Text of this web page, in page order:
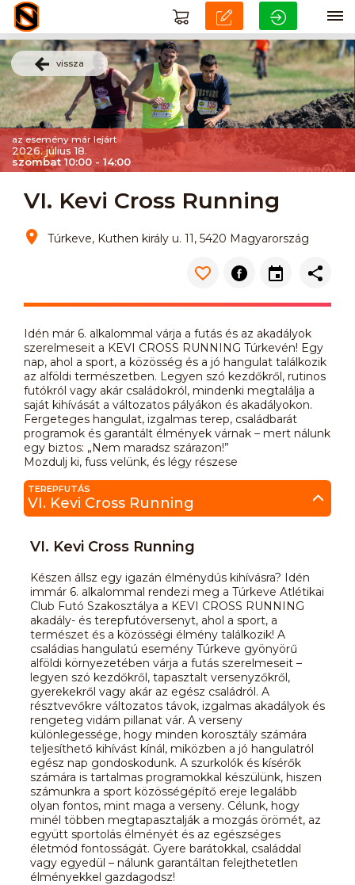
vissza
az esemény már lejárt
2026. július 18.
szombat 10:00 - 14:00
VI. Kevi Cross Running
Túrkeve, Kuthen király u. 11, 5420 Magyarország
Idén már 6. alkalommal várja a futás és az akadályok
szerelmeseit a KEVI CROSS RUNNING Túrkevén! Egy
nap, ahol a sport, a közösség és a jó hangulat találkozik
az alföldi természetben. Legyen szó kezdőkről, rutinos
futókról vagy akár családokról, mindenki megtalálja a
saját kihívását a változatos pályákon és akadályokon.
Fergeteges hangulat, izgalmas terep, családbarát
programok és garantált élmények várnak – mert nálunk
egy biztos: „Nem maradsz szárazon!”
Mozdulj ki, fuss velünk, és légy részese
TEREPFUTÁS
VI. Kevi Cross Running
VI. Kevi Cross Running
Készen állsz egy igazán élménydús kihívásra? Idén
immár 6. alkalommal rendezi meg a Túrkeve Atlétikai
Club Futó Szakosztálya a KEVI CROSS RUNNING
akadály- és terepfutóversenyt, ahol a sport, a
természet és a közösségi élmény találkozik! A
családias hangulatú esemény Túrkeve gyönyörű
alföldi környezetében várja a futás szerelmeseit –
legyen szó kezdőkről, tapasztalt versenyzőkről,
gyerekekről vagy akár az egész családról. A
résztvevőkre változatos távok, izgalmas akadályok és
rengeteg vidám pillanat vár. A verseny
különlegessége, hogy minden korosztály számára
teljesíthető kihívást kínál, miközben a jó hangulatról
egész nap gondoskodunk. A szurkolók és kísérők
számára is tartalmas programokkal készülünk, hiszen
számunkra a sport közösségépítő ereje legalább
olyan fontos, mint maga a verseny. Célunk, hogy
minél többen megtapasztalják a mozgás örömét, az
együtt sportolás élményét és az egészséges
életmód fontosságát. Gyere barátokkal, családdal
vagy egyedül – nálunk garantáltan felejthetetlen
élményekkel gazdagodsz!